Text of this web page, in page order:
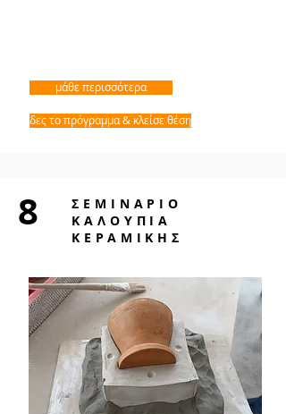
μάθε περισσότερα
δες το πρόγραμμα & κλείσε θέση
8
ΣΕΜΙΝΑΡΙΟ
ΚΑΛΟΥΠΙΑ
ΚΕΡΑΜΙΚΗΣ